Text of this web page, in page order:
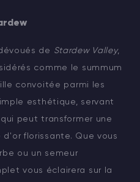
de Stardew Valley,
comme le summum
convoitée parmi les
esthétique, servant
peut transformer une
florissante. Que vous
ou un semeur
vous éclairera sur la